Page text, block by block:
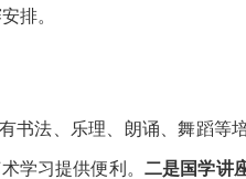
排。
书法、乐理、朗诵、舞蹈等
学习提供便利。 二是国学讲